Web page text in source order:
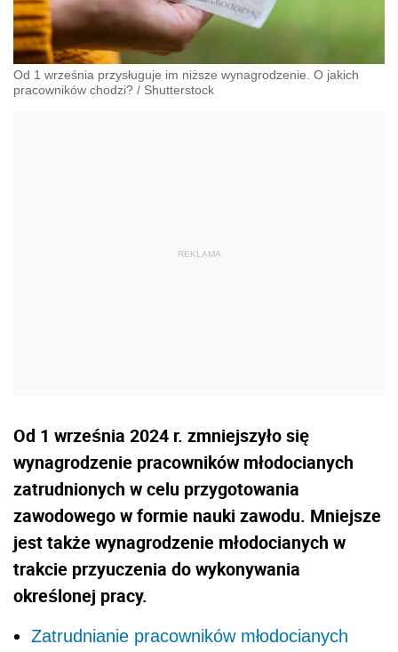
Od 1 września przysługuje im niższe wynagrodzenie. O jakich
pracowników chodzi? / Shutterstock
Od 1 września 2024 r. zmniejszyło się
wynagrodzenie pracowników młodocianych
zatrudnionych w celu przygotowania
zawodowego w formie nauki zawodu. Mniejsze
jest także wynagrodzenie młodocianych w
trakcie przyuczenia do wykonywania
określonej pracy.
Zatrudnianie pracowników młodocianych